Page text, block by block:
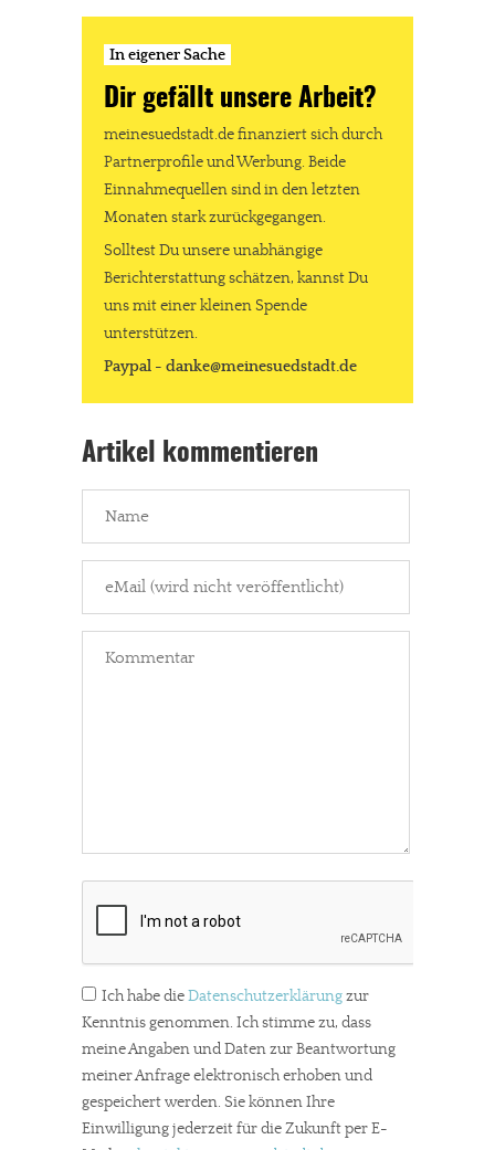
In eigener Sache
Dir gefällt unsere Arbeit?
meinesuedstadt.de finanziert sich durch
Partnerprofile und Werbung. Beide
Einnahmequellen sind in den letzten
Monaten stark zurückgegangen.
Solltest Du unsere unabhängige
Berichterstattung schätzen, kannst Du
uns mit einer kleinen Spende
unterstützen.
Paypal - danke@meinesuedstadt.de
Artikel kommentieren
Ich habe dieDatenschutzerklärungzur
Kenntnis genommen. Ich stimme zu, dass
meine Angaben und Daten zur Beantwortung
meiner Anfrage elektronisch erhoben und
gespeichert werden. Sie können Ihre
Einwilligung jederzeit für die Zukunft per E-